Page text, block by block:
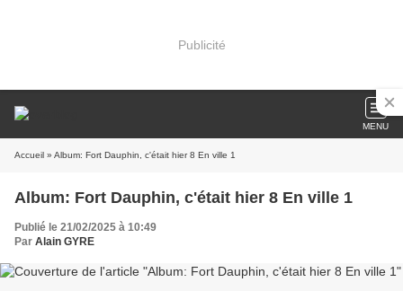
Publicité
MENU
Accueil » Album: Fort Dauphin, c'était hier 8 En ville 1
Album: Fort Dauphin, c'était hier 8 En ville 1
Publié le 21/02/2025 à 10:49
Par Alain GYRE